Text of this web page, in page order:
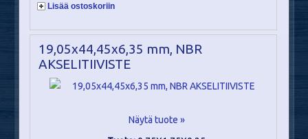
Lisää ostoskoriin
19,05x44,45x6,35 mm, NBR
AKSELITIIVISTE
Näytä tuote »